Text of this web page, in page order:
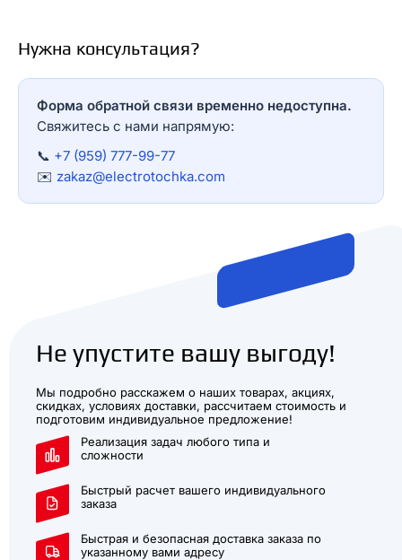
Нужна консультация?
Форма обратной связи временно недоступна.
Свяжитесь с нами напрямую:
📞 +7 (959) 777-99-77
✉️ zakaz@electrotochka.com
Не упустите вашу выгоду!
Мы подробно расскажем о наших товарах, акциях,
скидках, условиях доставки, рассчитаем стоимость и
подготовим индивидуальное предложение!
Реализация задач любого типа и
сложности
Быстрый расчет вашего индивидуального
заказа
Быстрая и безопасная доставка заказа по
указанному вами адресу